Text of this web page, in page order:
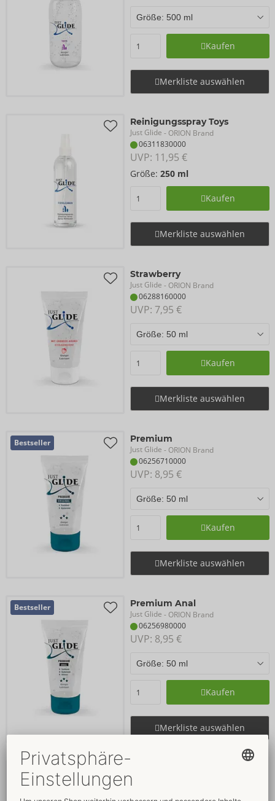
Kaufen
Merkliste auswählen
Reinigungsspray Toys
Just Glide - ORION Brand
06311830000
UVP: 11,95 €
Größe: 250 ml
Kaufen
Merkliste auswählen
Strawberry
Just Glide - ORION Brand
06288160000
UVP: 7,95 €
Kaufen
Merkliste auswählen
Bestseller Premium
Just Glide - ORION Brand
06256710000
UVP: 8,95 €
Kaufen
Merkliste auswählen
Bestseller Premium Anal
Just Glide - ORION Brand
06256980000
UVP: 8,95 €
Kaufen
Merkliste auswählen
Just Glide